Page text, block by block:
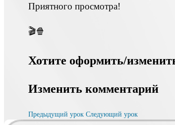
Приятного просмотра!
🎬🍿
Хотите оформить/
Изменить комментарий
Предыдущий урок Следующий урок